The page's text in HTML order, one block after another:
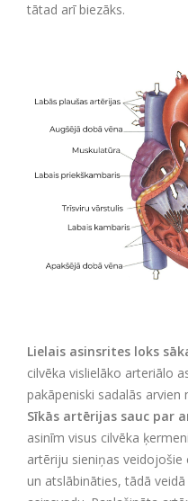
tātad arī biezāks.
Lielais asinsrites loks
cilvēka vislielāko arteriālo
pakāpeniski sadalās
Sīkās artērijas sauc par
asinīm visus cilvēka
artēriju sieniņas veidojošie
un atslābināties, tādā